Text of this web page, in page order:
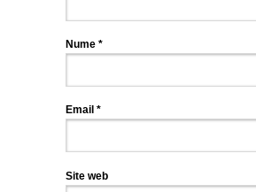
Nume *
Email *
Site web